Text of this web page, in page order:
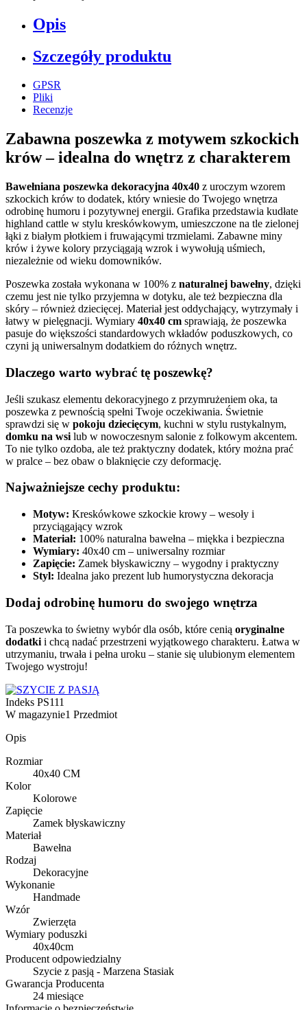
Opis
Szczegóły produktu
GPSR
Pliki
Recenzje
Zabawna poszewka z motywem szkockich
krów – idealna do wnętrz z charakterem
Bawełniana poszewka dekoracyjna 40x40 z uroczym wzorem
szkockich krów to dodatek, który wniesie do Twojego wnętrza
odrobinę humoru i pozytywnej energii. Grafika przedstawia kudłate
highland cattle w stylu kreskówkowym, umieszczone na tle zielonej
łąki z białym płotkiem i fruwającymi trzmielami. Zabawne miny
krów i żywe kolory przyciągają wzrok i wywołują uśmiech,
niezależnie od wieku domowników.
Poszewka została wykonana w 100% z naturalnej bawełny, dzięki
czemu jest nie tylko przyjemna w dotyku, ale też bezpieczna dla
skóry – również dziecięcej. Materiał jest oddychający, wytrzymały i
łatwy w pielęgnacji. Wymiary 40x40 cm sprawiają, że poszewka
pasuje do większości standardowych wkładów poduszkowych, co
czyni ją uniwersalnym dodatkiem do różnych wnętrz.
Dlaczego warto wybrać tę poszewkę?
Jeśli szukasz elementu dekoracyjnego z przymrużeniem oka, ta
poszewka z pewnością spełni Twoje oczekiwania. Świetnie
sprawdzi się w pokoju dziecięcym, kuchni w stylu rustykalnym,
domku na wsi lub w nowoczesnym salonie z folkowym akcentem.
To nie tylko ozdoba, ale też praktyczny dodatek, który można prać
w pralce – bez obaw o blaknięcie czy deformację.
Najważniejsze cechy produktu:
Motyw: Kreskówkowe szkockie krowy – wesoły i
przyciągający wzrok
Materiał: 100% naturalna bawełna – miękka i bezpieczna
Wymiary: 40x40 cm – uniwersalny rozmiar
Zapięcie: Zamek błyskawiczny – wygodny i praktyczny
Styl: Idealna jako prezent lub humorystyczna dekoracja
Dodaj odrobinę humoru do swojego wnętrza
Ta poszewka to świetny wybór dla osób, które cenią oryginalne
dodatki i chcą nadać przestrzeni wyjątkowego charakteru. Łatwa w
utrzymaniu, trwała i pełna uroku – stanie się ulubionym elementem
Twojego wystroju!
Indeks PS111
W magazynie1 Przedmiot
Opis
Rozmiar
40x40 CM
Kolor
Kolorowe
Zapięcie
Zamek błyskawiczny
Materiał
Bawełna
Rodzaj
Dekoracyjne
Wykonanie
Handmade
Wzór
Zwierzęta
Wymiary poduszki
40x40cm
Producent odpowiedzialny
Szycie z pasją - Marzena Stasiak
Gwarancja Producenta
24 miesiące